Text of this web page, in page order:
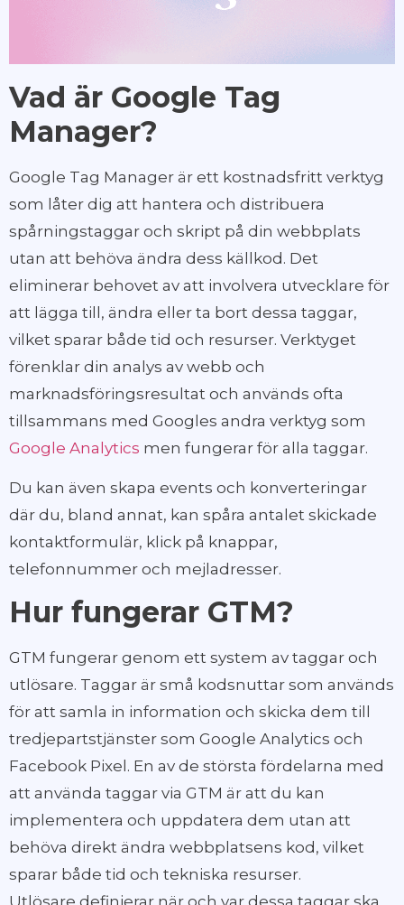
Vad är Google Tag
Manager?
Google Tag Manager är ett kostnadsfritt verktyg
som låter dig att hantera och distribuera
spårningstaggar och skript på din webbplats
utan att behöva ändra dess källkod. Det
eliminerar behovet av att involvera utvecklare för
att lägga till, ändra eller ta bort dessa taggar,
vilket sparar både tid och resurser. Verktyget
förenklar din analys av webb och
marknadsföringsresultat och används ofta
tillsammans med Googles andra verktyg som
Google Analytics men fungerar för alla taggar.
Du kan även skapa events och konverteringar
där du, bland annat, kan spåra antalet skickade
kontaktformulär, klick på knappar,
telefonnummer och mejladresser.
Hur fungerar GTM?
GTM fungerar genom ett system av taggar och
utlösare. Taggar är små kodsnuttar som används
för att samla in information och skicka dem till
tredjepartstjänster som Google Analytics och
Facebook Pixel. En av de största fördelarna med
att använda taggar via GTM är att du kan
implementera och uppdatera dem utan att
behöva direkt ändra webbplatsens kod, vilket
sparar både tid och tekniska resurser.